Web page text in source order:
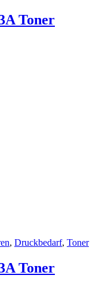
Toner
, Druckbedarf, Toner
Toner